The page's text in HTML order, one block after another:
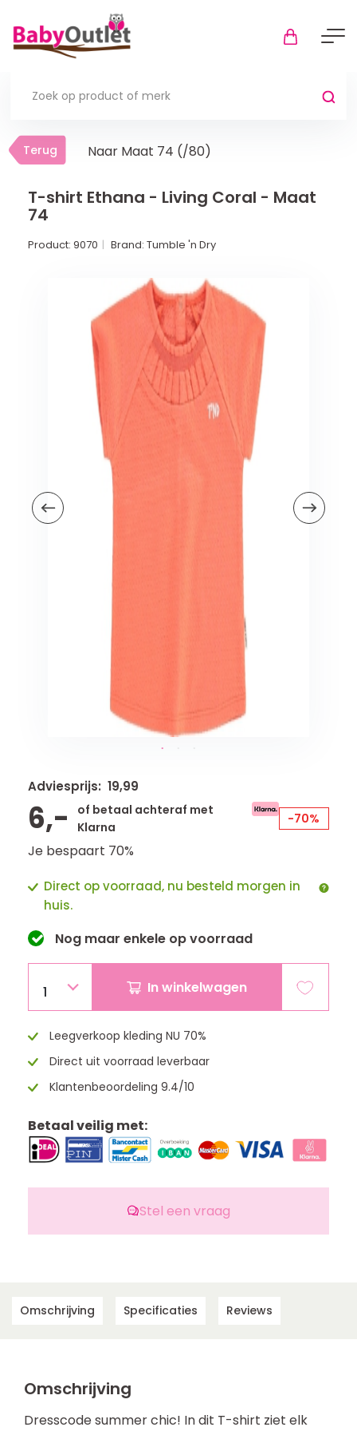
Terug
Thuis
Boxmatrassen en hoeslakens
Veiligheid in en om huis
Veiligheid in huis
Veiligheid buiten de deur
Kinderstoelen
Schommelstoelen en wipstoeltjes
Terug Naar Maat 74 (/80)
T-shirt Ethana - Living Coral - Maat
74
Product: 9070 Brand: Tumble 'n Dry
Adviesprijs: 19,99
6,-
of betaal achteraf met
Klarna
-70%
Je bespaart 70%
Direct op voorraad, nu besteld morgen in
huis.
Nog maar enkele op voorraad
1 In winkelwagen
Leegverkoop kleding NU 70%
Direct uit voorraad leverbaar
Klantenbeoordeling 9.4/10
Betaal veilig met:
Stel een vraag
Omschrijving Specificaties Reviews
Omschrijving
Dresscode summer chic! In dit T-shirt ziet elk